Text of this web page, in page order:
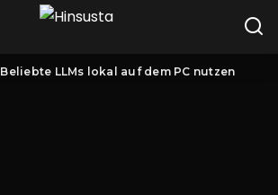
Beliebte LLMs lokal auf dem PC nutzen